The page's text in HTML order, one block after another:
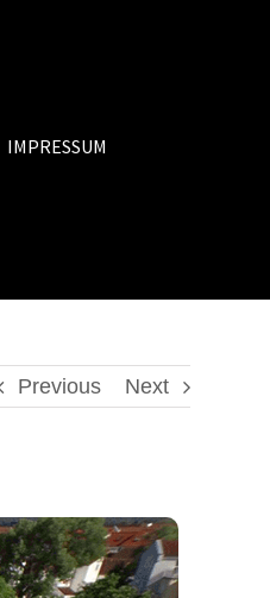
IMPRESSUM
Previous Next